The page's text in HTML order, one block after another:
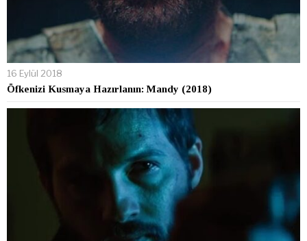
16 Eylül 2018
Öfkenizi Kusmaya Hazırlanın: Mandy (2018)